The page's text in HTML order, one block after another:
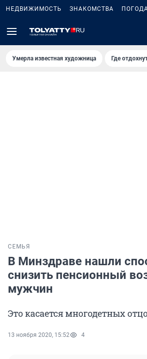
НЕДВИЖИМОСТЬ ЗНАКОМСТВА
Умерла известная художница Где
СЕМЬЯ
В Минздраве нашли
снизить пенсионный
мужчин
Это касается многодетных
13 ноября 2020, 15:52 4